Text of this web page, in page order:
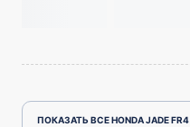
ПОКАЗАТЬ ВСЕ HONDA JADE FR4